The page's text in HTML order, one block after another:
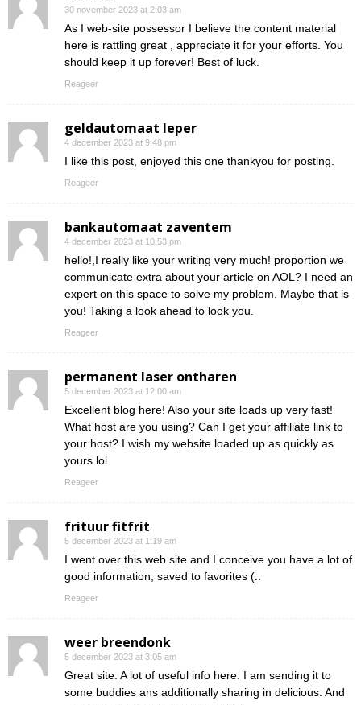
30 november 2023 at 2:03 am
As I web-site possessor I believe the content material
here is rattling great , appreciate it for your efforts. You
should keep it up forever! Best of luck.
Reageer
geldautomaat Ieper
4 december 2023 at 9:48 pm
I like this post, enjoyed this one thankyou for posting.
Reageer
bankautomaat zaventem
4 december 2023 at 10:53 pm
hello!,I really like your writing very much! proportion we
communicate extra about your article on AOL? I need an
expert on this space to solve my problem. Maybe that is
you! Taking a look ahead to look you.
Reageer
permanent laser ontharen
5 december 2023 at 12:00 am
Excellent blog here! Also your site loads up very fast!
What host are you using? Can I get your affiliate link to
your host? I wish my website loaded up as quickly as
yours lol
Reageer
frituur fitfrit
5 december 2023 at 1:19 am
I went over this web site and I conceive you have a lot of
good information, saved to favorites (:.
Reageer
weer breendonk
5 december 2023 at 3:05 am
Great site. A lot of useful info here. I am sending it to
some buddies ans additionally sharing in delicious. And